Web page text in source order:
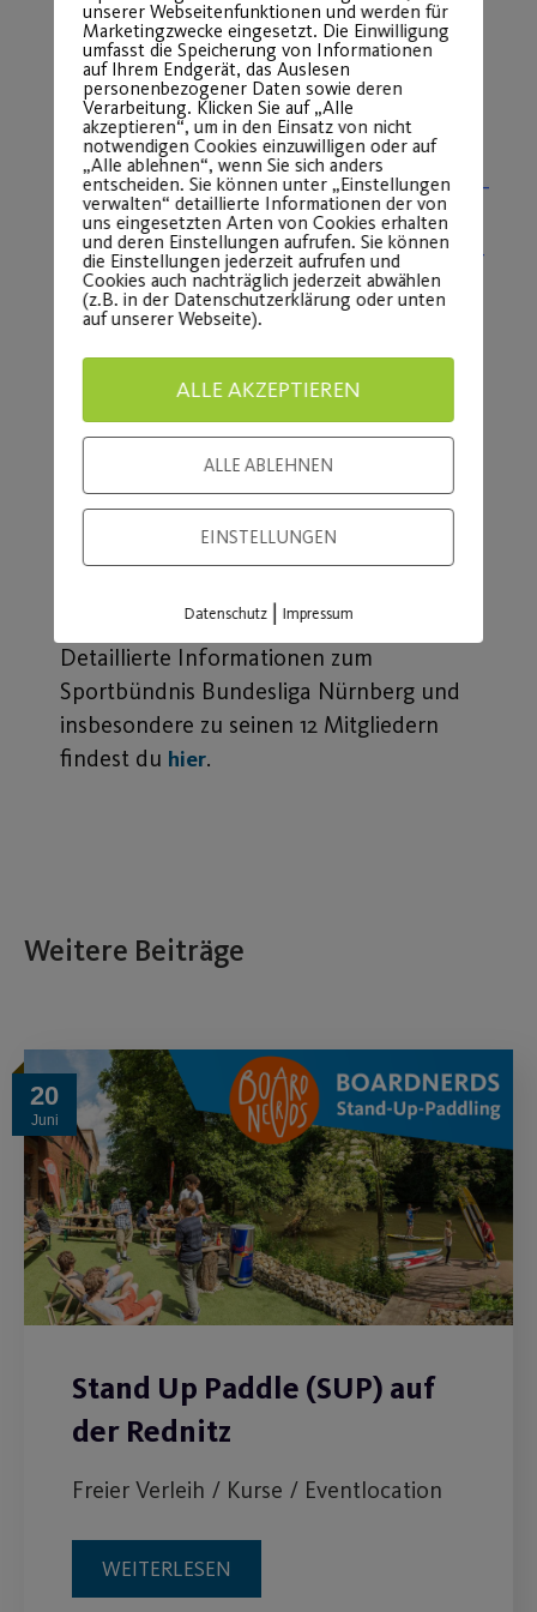
Dein Multiticket kannst du inunserer
Geschäftsstelle(Kirchenberg 2-4, 90482
Nürnberg) zu unseren Öffnungszeiten
Dienstag, den 7. Februarkaufen:
Montag, Mittwoch, Freitag von 9.00 –
12.00 Uhr
Dienstag und Donnerstag von 13.00 –
16.00 Uhr
Bitte beachte, dass derzeit ausschließlich
eine Barzahlung möglich ist.
Dein Post SV und insbesondere die
Barracudassowie alle weiteren
Bundesligisten des Sportbündnis freuen
sich auf deinen Besuch bei einem oder
gerne auch mehreren Heimspielen.
dir den Spitzensport in deiner Region
nicht entgehen!
Detaillierte Informationen zum
Sportbündnis Bundesliga Nürnberg und
insbesondere zu seinen 12 Mitgliedern
findest du hier.
Weitere Beiträge
20
Juni
Stand Up Paddle (SUP) auf
der Rednitz
Freier Verleih / Kurse / Eventlocation
WEITERLESEN
unserer Webseitenfunktionen und werden für
Marketingzwecke eingesetzt. Die Einwilligung
umfasst die Speicherung von Informationen
auf Ihrem Endgerät, das Auslesen
personenbezogener Daten sowie deren
Verarbeitung. Klicken Sie auf „Alle
akzeptieren“, um in den Einsatz von nicht
notwendigen Cookies einzuwilligen oder auf
„Alle ablehnen“, wenn Sie sich anders
entscheiden. Sie können unter „Einstellungen
verwalten“ detaillierte Informationen der von
uns eingesetzten Arten von Cookies erhalten
und deren Einstellungen aufrufen. Sie können
die Einstellungen jederzeit aufrufen und
Cookies auch nachträglich jederzeit abwählen
(z.B. in der Datenschutzerklärung oder unten
auf unserer Webseite).
ALLE AKZEPTIEREN
ALLE ABLEHNEN
EINSTELLUNGEN
Datenschutz| Impressum